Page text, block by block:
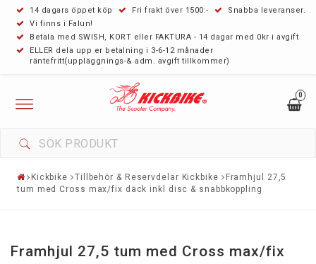
14 dagars öppet köp Fri frakt över 1500:-
Snabba leveranser.
Vi finns i Falun!
Betala med SWISH, KORT eller FAKTURA - 14 dagar med 0kr i avgift
ELLER dela upp er betalning i 3-6-12 månader
räntefritt(uppläggnings-& adm. avgift tillkommer)
0
Toggle
navigation
Kickbike Tillbehör & Reservdelar Kickbike
Framhjul 27,5
tum med Cross max/fix däck inkl disc & snabbkoppling
Framhjul 27,5 tum med Cross max/fix